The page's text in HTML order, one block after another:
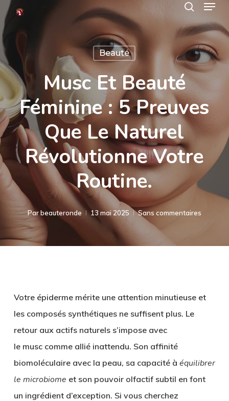
Skip
to
content
search
Beauté
Musc Et Beauté
Féminine : 5 Preuves
Que Le Naturel
Révolutionne Votre
Routine.
Parbeauteronde 13 mai 2025 Sans commentaires
Votre épiderme mérite une attention minutieuse et
les composés synthétiques ne suffisent plus. Le
retour aux actifs naturelss’impose avec
le musccomme allié inattendu. Son affinité
biomoléculaireavec la peau, sa capacité à équilibrer
le microbiome et son pouvoir olfactif subtil en font
un ingrédient d’exception. Si vous cherchez
Close
Menu